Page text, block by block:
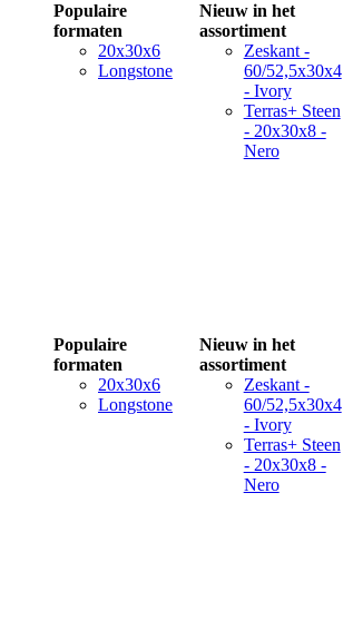
Populaire
formaten
20x30x6
Longstone
Nieuw in het
assortiment
Zeskant -
60/52,5x30x4
- Ivory
Terras+ Steen
- 20x30x8 -
Nero
Populaire
formaten
20x30x6
Longstone
Nieuw in het
assortiment
Zeskant -
60/52,5x30x4
- Ivory
Terras+ Steen
- 20x30x8 -
Nero